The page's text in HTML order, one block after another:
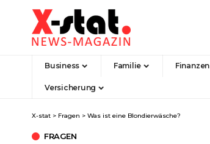
Business Familie Finanzen
Versicherung
X-stat > Fragen > Was ist eine Blondierwäsche?
FRAGEN